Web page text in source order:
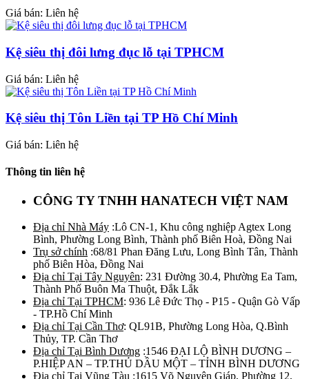
Giá bán: Liên hệ
Kệ siêu thị đôi lưng đục lỗ tại TPHCM
Giá bán: Liên hệ
Kệ siêu thị Tôn Liền tại TP Hồ Chí Minh
Giá bán: Liên hệ
Thông tin liên hệ
CÔNG TY TNHH HANATECH VIỆT NAM
Địa chỉ Nhà Máy :Lô CN-1, Khu công nghiệp Agtex Long
Bình, Phường Long Bình, Thành phố Biên Hoà, Đồng Nai
Trụ sở chính :68/81 Phan Đăng Lưu, Long Bình Tân, Thành
phố Biên Hòa, Đồng Nai
Địa chỉ Tại Tây Nguyên: 231 Đường 30.4, Phường Ea Tam,
Thành Phố Buôn Ma Thuột, Đắk Lắk
Địa chỉ Tại TPHCM: 936 Lê Đức Thọ - P15 - Quận Gò Vấp
- TP.Hồ Chí Minh
Địa chỉ Tại Cần Thơ: QL91B, Phường Long Hòa, Q.Bình
Thủy, TP. Cần Thơ
Địa chỉ Tại Bình Dương :1546 ĐẠI LỘ BÌNH DƯƠNG –
P.HIỆP AN – TP.THỦ DẦU MỘT – TỈNH BÌNH DƯƠNG
Địa chỉ Tại Vũng Tàu :1615 Võ Nguyên Giáp, Phường 12,